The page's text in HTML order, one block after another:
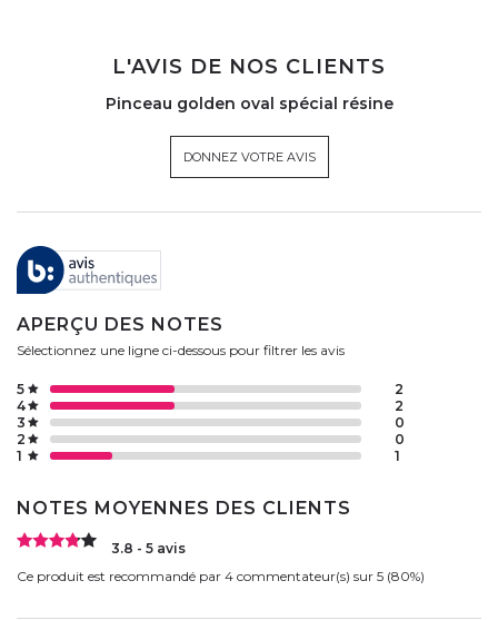
L'AVIS DE NOS CLIENTS
Pinceau golden oval spécial résine
DONNEZ VOTRE AVIS
APERÇU DES NOTES
Sélectionnez une ligne ci-dessous pour filtrer les avis
1 1
2 0
3 0
4 2
5 2
NOTES MOYENNES DES CLIENTS
3.8 - 5 avis
Ce produit est recommandé par 4 commentateur(s) sur 5 (80%)